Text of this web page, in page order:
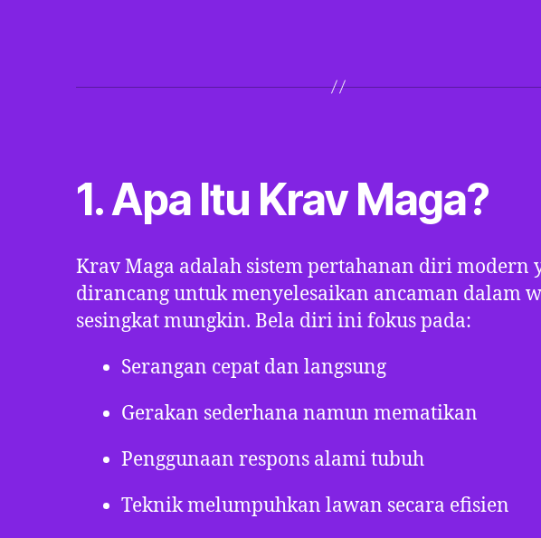
1. Apa Itu Krav Maga?
Krav Maga adalah sistem pertahanan diri modern
dirancang untuk menyelesaikan ancaman dalam
sesingkat mungkin. Bela diri ini fokus pada:
Serangan cepat dan langsung
Gerakan sederhana namun mematikan
Penggunaan respons alami tubuh
Teknik melumpuhkan lawan secara efisien